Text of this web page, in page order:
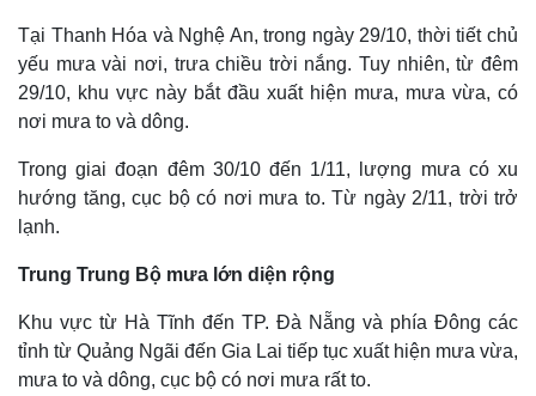
Tại Thanh Hóa và Nghệ An, trong ngày 29/10, thời tiết chủ
yếu mưa vài nơi, trưa chiều trời nắng. Tuy nhiên, từ đêm
29/10, khu vực này bắt đầu xuất hiện mưa, mưa vừa, có
nơi mưa to và dông.
Trong giai đoạn đêm 30/10 đến 1/11, lượng mưa có xu
hướng tăng, cục bộ có nơi mưa to. Từ ngày 2/11, trời trở
lạnh.
Trung Trung Bộ mưa lớn diện rộng
Khu vực từ Hà Tĩnh đến TP. Đà Nẵng và phía Đông các
tỉnh từ Quảng Ngãi đến Gia Lai tiếp tục xuất hiện mưa vừa,
mưa to và dông, cục bộ có nơi mưa rất to.